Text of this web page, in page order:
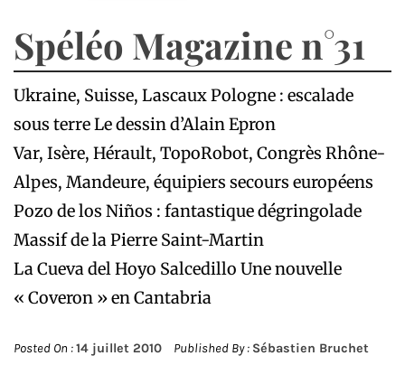
Spéléo Magazine n°31
Ukraine, Suisse, Lascaux Pologne : escalade
sous terre Le dessin d’Alain Epron
Var, Isère, Hérault, TopoRobot, Congrès Rhône-
Alpes, Mandeure, équipiers secours européens
Pozo de los Niños : fantastique dégringolade
Massif de la Pierre Saint-Martin
La Cueva del Hoyo Salcedillo Une nouvelle
« Coveron » en Cantabria
Posted On :14 juillet 2010 Published By : Sébastien Bruchet